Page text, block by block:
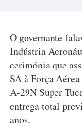
O governante
Indústria
cerimónia que
SA à Força
A-29N Super
entrega total
anos.